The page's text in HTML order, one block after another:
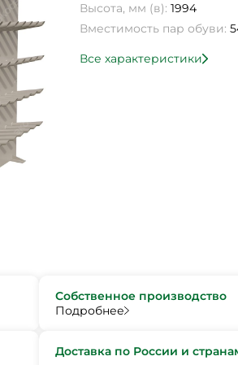
Высота, мм (в): 1994
Вместимость пар обуви:
Все характеристики
Собственное производство
Подробнее
Доставка по России и